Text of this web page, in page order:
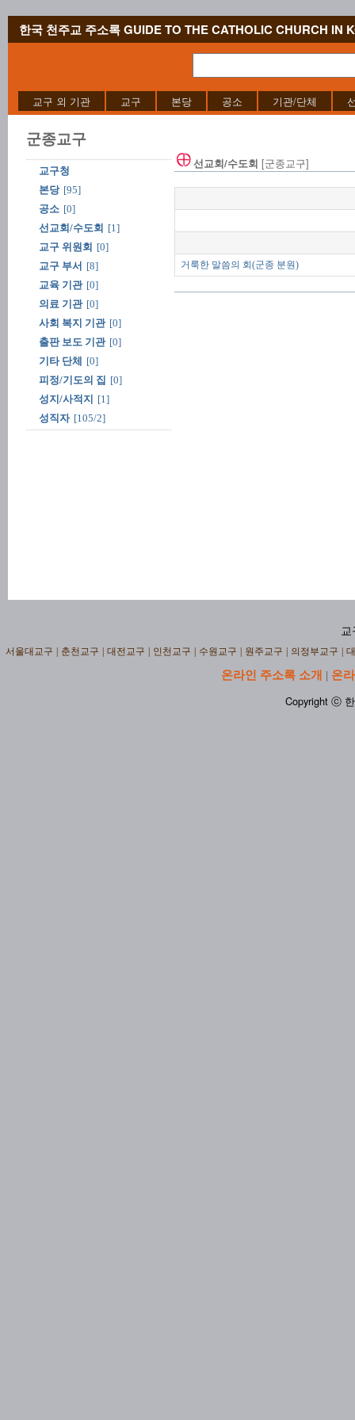
한국 천주교 주소록 GUIDE TO THE CATHOLIC CHURCH IN
교구 외 기관 교구 본당 공소 기관/단체
군종교구
교구청
본당 [95]
공소 [0]
선교회/수도회 [1]
교구 위원회 [0]
교구 부서 [8]
교육 기관 [0]
의료 기관 [0]
사회 복지 기관 [0]
출판 보도 기관 [0]
기타 단체
[0]
피정/기도의 집 [0]
성지/사적지
[1]
성직자 [105/2]
선교회/수도회 [군종교구]
거룩한 말씀의 회(군종 분원)
교
서울대교구 춘천교구 대전교구 인천교구 수원교구 원주교구 의정부교구
온라인 주소록 소개 | 온
Copyright ⓒ